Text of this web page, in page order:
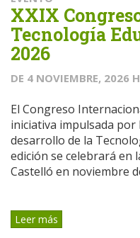
XXIX
Tecnología
2026
DE 4 NOVIEMBRE, 2026
El Congreso
iniciativa impulsada por
desarrollo de la
edición se celebrará en
Castelló en noviembre
Leer más